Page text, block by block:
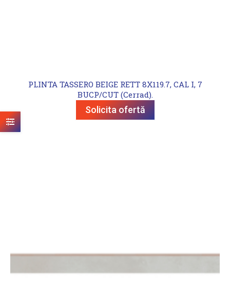
PLINTA TASSERO BEIGE RETT 8X119.7, CAL I, 7
BUCP/CUT (Cerrad).
Solicita ofertă